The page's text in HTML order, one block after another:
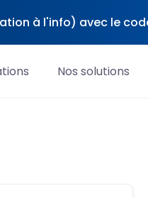
à l'info) avec le code
Nos solutions